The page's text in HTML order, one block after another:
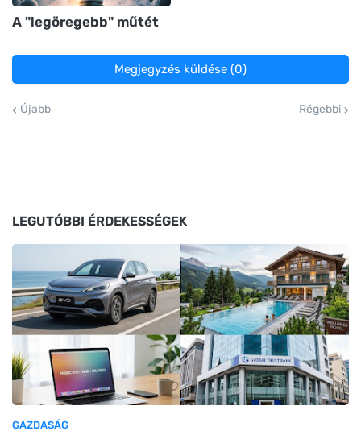
A "legöregebb" műtét
Megjegyzés küldése (0)
Újabb Régebbi
LEGUTÓBBI ÉRDEKESSÉGEK
GAZDASÁG